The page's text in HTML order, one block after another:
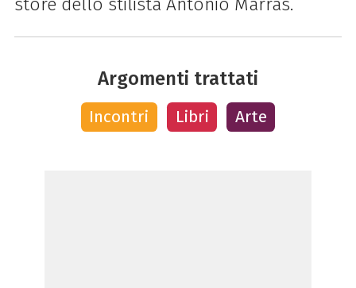
store dello stilista Antonio Marras.
Argomenti trattati
Incontri Libri Arte